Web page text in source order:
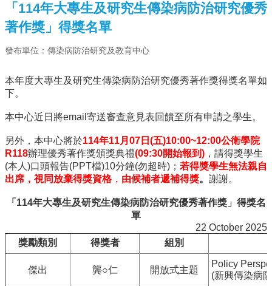
大
首
頁
網
導
絡
訊
雙
語
彙
最
新
「114年大專生及研究生傳染病防治研究優秀
著作獎」得獎名單
發布單位：傳染病防治研究及教育中心
本年度大專生及研究生傳染病防治研究優秀著作獎得獎名單如
下。
本中心近日將email寄送審查意見表回饋至所有申請之學生。
另外，本中心將於114年11月 07 日 (五)10:00~12:00公衛學院
R118辦理優秀著作獎頒獎典禮(09:30開始報到) ，請得獎學生
(本人)口頭報告(PPT檔)10分鐘(勿超時)； 若得獎學生無法親自
出席，視同放棄得獎資格， 由候補者遞補得獎。 謝謝。
「 114年大專生及研究生傳染病防治研究優秀著作獎」得獎名
單
22 October 2025
獎勵類別
得獎者 組別
傑出 龔○仁 開放式主題
Policy
(新興傳染病